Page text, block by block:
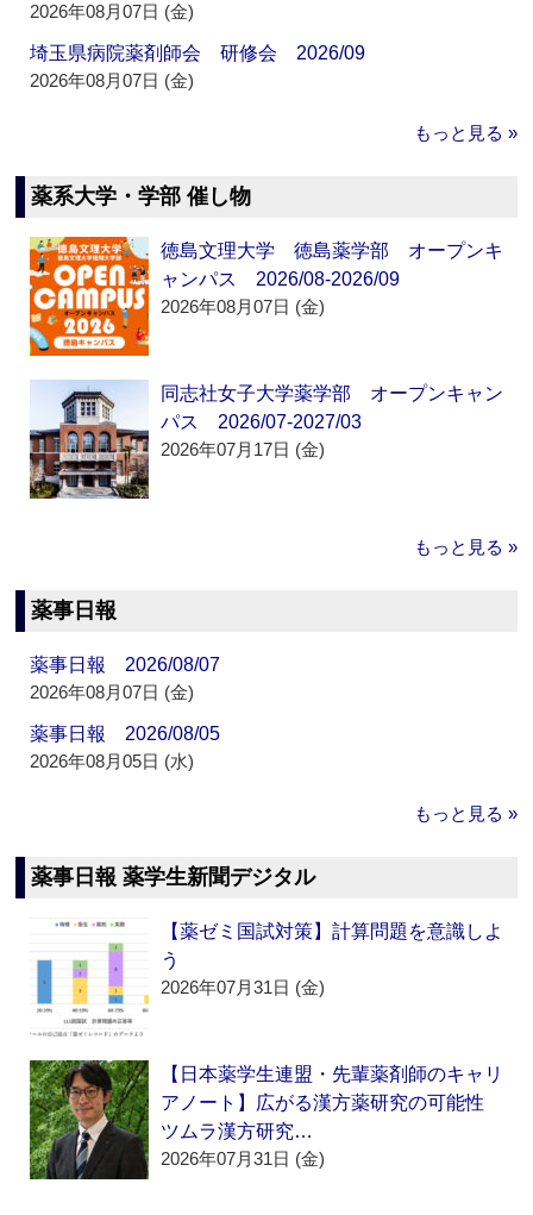
2026年08月07日 (金)
埼玉県病院薬剤師会 研修会 2026/09
2026年08月07日 (金)
もっと見る »
薬系大学・学部 催し物
徳島文理大学 徳島薬学部 オープンキ
ャンパス 2026/08-2026/09
2026年08月07日 (金)
同志社女子大学薬学部 オープンキャン
パス 2026/07-2027/03
2026年07月17日 (金)
もっと見る »
薬事日報
薬事日報 2026/08/07
2026年08月07日 (金)
薬事日報 2026/08/05
2026年08月05日 (水)
もっと見る »
薬事日報 薬学生新聞デジタル
【薬ゼミ国試対策】計算問題を意識しよ
う
2026年07月31日 (金)
【日本薬学生連盟・先輩薬剤師のキャリ
アノート】広がる漢方薬研究の可能性
ツムラ漢方研究…
2026年07月31日 (金)